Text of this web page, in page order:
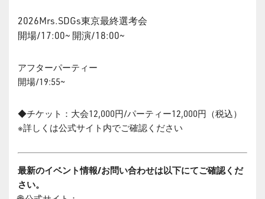
2026Mrs.SDGs東京最終選考会
開場/17:00~ 開演/18:00~
アフターパーティー
開場/19:55~
◆チケット：大会12,000円/パーティー12,000円（税込）
※詳しくは公式サイト内でご確認ください
最新のイベント情報/お問い合わせは以下にてご確認くだ
さい。